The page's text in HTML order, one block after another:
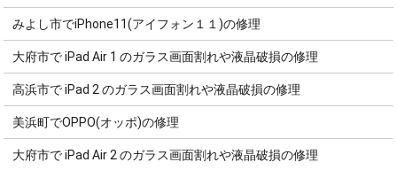
みよし市でiPhone11(アイフォン１１)の修理
大府市で iPad Air 1 のガラス画面割れや液晶破損の修理
高浜市で iPad 2 のガラス画面割れや液晶破損の修理
美浜町でOPPO(オッポ)の修理
大府市で iPad Air 2 のガラス画面割れや液晶破損の修理